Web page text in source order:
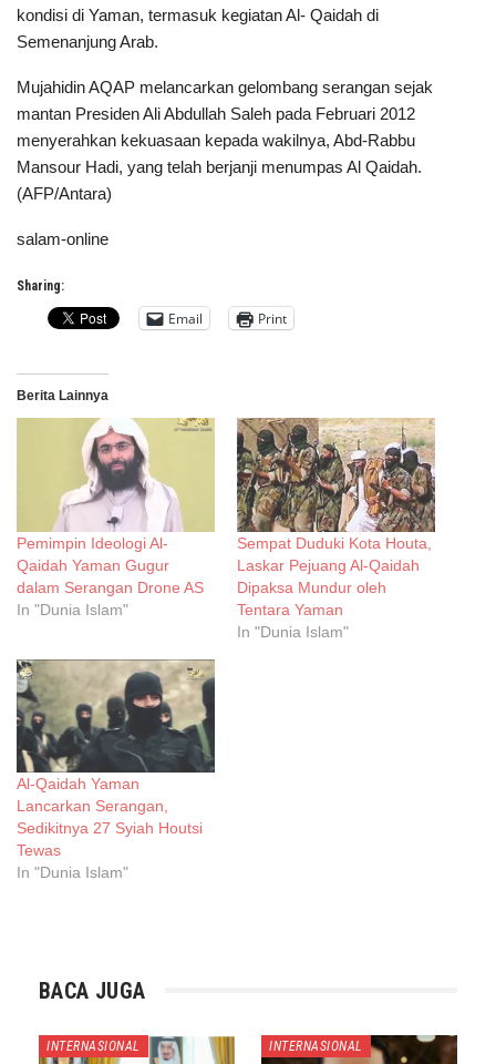
kondisi di Yaman, termasuk kegiatan Al- Qaidah di
Semenanjung Arab.
Mujahidin AQAP melancarkan gelombang serangan sejak
mantan Presiden Ali Abdullah Saleh pada Februari 2012
menyerahkan kekuasaan kepada wakilnya, Abd-Rabbu
Mansour Hadi, yang telah berjanji menumpas Al Qaidah.
(AFP/Antara)
salam-online
Sharing:
Email Print
Berita Lainnya
Pemimpin Ideologi Al-
Qaidah Yaman Gugur
dalam Serangan Drone AS
In "Dunia Islam"
Sempat Duduki Kota Houta,
Laskar Pejuang Al-Qaidah
Dipaksa Mundur oleh
Tentara Yaman
In "Dunia Islam"
Al-Qaidah Yaman
Lancarkan Serangan,
Sedikitnya 27 Syiah Houtsi
Tewas
In "Dunia Islam"
BACA JUGA
INTERNASIONAL INTERNASIONAL